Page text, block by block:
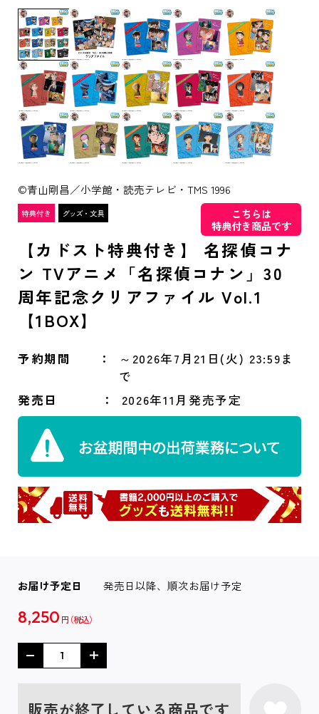
©青山剛昌／小学館・読売テレビ・TMS 1996
こちらは
特典付き商品です
【カドスト特典付き】 名探偵コナ
ン TVアニメ「名探偵コナン」30
周年記念クリアファイル Vol.1
【1BOX】
予約期間
～2026年7月21日(火) 23:59ま
で
発売日
2026年11月発売予定
お届け予定日 発売日以降、順次お届け予定
8,250 円
販売が終了している商品です